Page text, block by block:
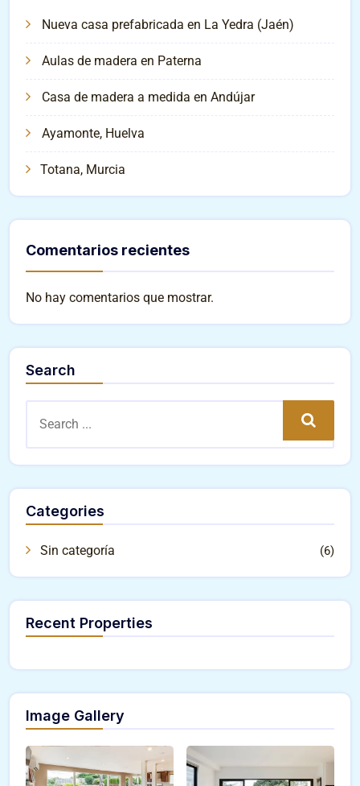
Nueva casa prefabricada en La Yedra (Jaén)
Aulas de madera en Paterna
Casa de madera a medida en Andújar
Ayamonte, Huelva
Totana, Murcia
Comentarios recientes
No hay comentarios que mostrar.
Search
Search
Categories
Sin categoría (6)
Recent Properties
Image Gallery